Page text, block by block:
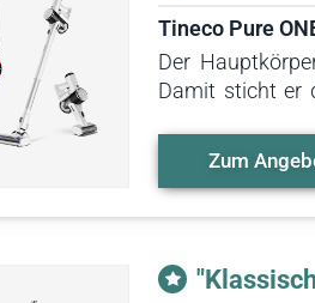
Tineco Pure
Der
Damit sticht er
somit eine
suchen, der
Zum